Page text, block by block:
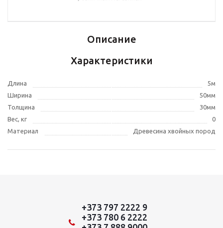
Описание
Характеристики
Длина
5м
Ширина
50мм
Толщина
30мм
Вес, кг
0
Материал
Древесина хвойных пород
+373 797 2222 9
+373 780 6 2222